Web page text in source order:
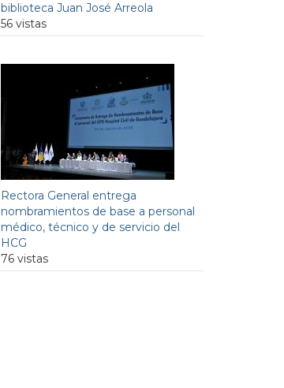
biblioteca Juan José Arreola
56 vistas
Rectora General entrega
nombramientos de base a personal
médico, técnico y de servicio del
HCG
76 vistas